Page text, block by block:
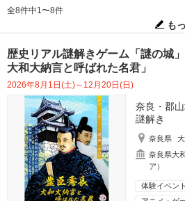
全8件中1〜8件
も
歴史リアル謎解きゲーム「謎の城
大和大納言と呼ばれた名君」
2026年8月1日(土)～12月20日(日)
奈良・郡
謎解き
奈良県
奈良県大
ア）
体験イベン